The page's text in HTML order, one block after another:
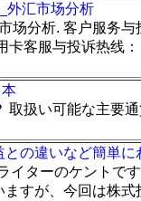
外汇市场分析
场分析. 客户服务
卡客服与投诉热线
取扱い可能な主要
の違いなど簡単
イターのケントで
ますが、今回は株